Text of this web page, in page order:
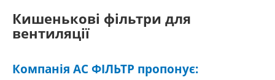
Кишенькові фільтри для
вентиляції
Компанія АС ФІЛЬТР пропонує: